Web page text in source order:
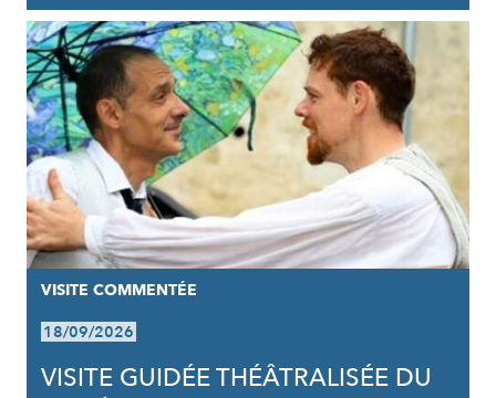
VISITE COMMENTÉE
18/09/2026
VISITE GUIDÉE THÉÂTRALISÉE DU